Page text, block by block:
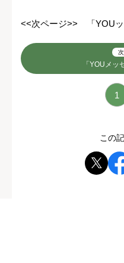
<<次ページ>> 「YOUッ
「YOUメッ
1
この